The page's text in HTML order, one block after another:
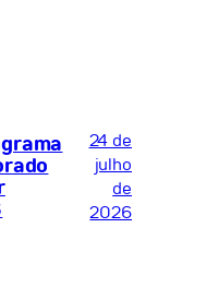
24 de
julho
de
2026